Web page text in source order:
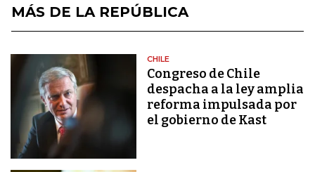
MÁS DE LA REPÚBLICA
CHILE
Congreso de Chile
despacha a la ley amplia
reforma impulsada por
el gobierno de Kast